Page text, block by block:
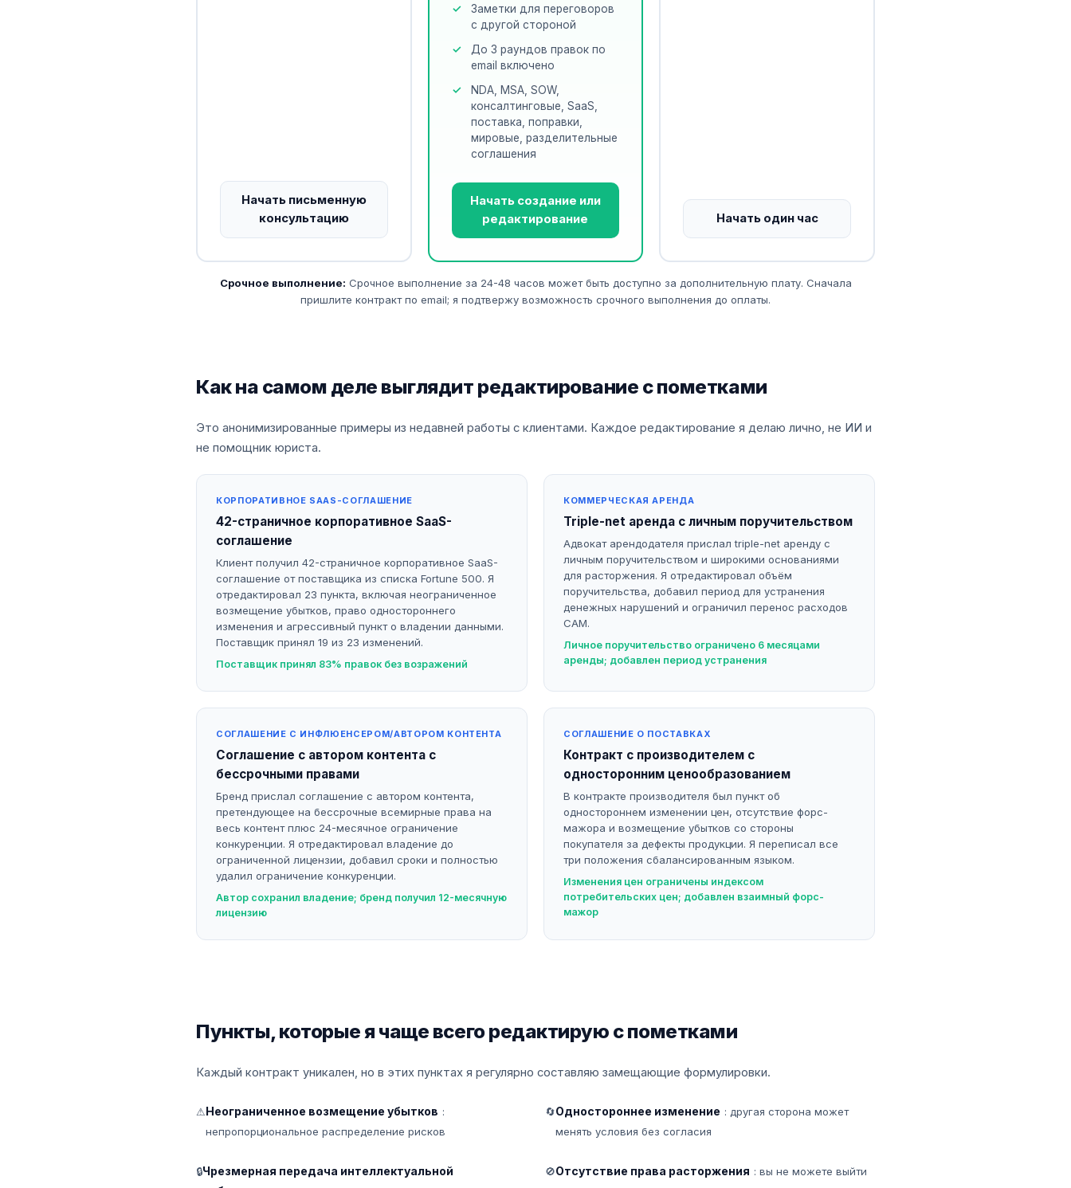
Начать письменную
консультацию
Заметки для переговоров
с другой стороной
До 3 раундов правок по
email включено
NDA, MSA, SOW,
консалтинговые, SaaS,
поставка, поправки,
мировые, разделительные
соглашения
Начать создание или
редактирование
Начать один час
Срочное выполнение: Срочное выполнение за 24-48 часов может быть доступно за дополнительную плату. Сначала
пришлите контракт по email; я подтвержу возможность срочного выполнения до оплаты.
Как на самом деле выглядит редактирование с пометками
Это анонимизированные примеры из недавней работы с клиентами. Каждое редактирование я делаю лично, не ИИ и
не помощник юриста.
КОРПОРАТИВНОЕ SAAS-СОГЛАШЕНИЕ
42-страничное корпоративное SaaS-
соглашение
Клиент получил 42-страничное корпоративное SaaS-
соглашение от поставщика из списка Fortune 500. Я
отредактировал 23 пункта, включая неограниченное
возмещение убытков, право одностороннего
изменения и агрессивный пункт о владении данными.
Поставщик принял 19 из 23 изменений.
Поставщик принял 83% правок без возражений
КОММЕРЧЕСКАЯ АРЕНДА
Triple-net аренда с личным поручительством
Адвокат арендодателя прислал triple-net аренду с
личным поручительством и широкими основаниями
для расторжения. Я отредактировал объём
поручительства, добавил период для устранения
денежных нарушений и ограничил перенос расходов
CAM.
Личное поручительство ограничено 6 месяцами
аренды; добавлен период устранения
СОГЛАШЕНИЕ С ИНФЛЮЕНСЕРОМ/АВТОРОМ КОНТЕНТА
Соглашение с автором контента с
бессрочными правами
Бренд прислал соглашение с автором контента,
претендующее на бессрочные всемирные права на
весь контент плюс 24-месячное ограничение
конкуренции. Я отредактировал владение до
ограниченной лицензии, добавил сроки и полностью
удалил ограничение конкуренции.
Автор сохранил владение; бренд получил 12-месячную
лицензию
СОГЛАШЕНИЕ О ПОСТАВКАХ
Контракт с производителем с
односторонним ценообразованием
В контракте производителя был пункт об
одностороннем изменении цен, отсутствие форс-
мажора и возмещение убытков со стороны
покупателя за дефекты продукции. Я переписал все
три положения сбалансированным языком.
Изменения цен ограничены индексом
потребительских цен; добавлен взаимный форс-
мажор
Пункты, которые я чаще всего редактирую с пометками
Каждый контракт уникален, но в этих пунктах я регулярно составляю замещающие формулировки.
⚠Неограниченное возмещение убытков :
непропорциональное распределение рисков
🔄Одностороннее изменение : другая сторона может
менять условия без согласия
🔒Чрезмерная передача интеллектуальной
🚫Отсутствие права расторжения : вы не можете выйти